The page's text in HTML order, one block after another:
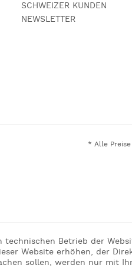
SCHWEIZER KUNDEN
NEWSLETTER
* Alle
technischen Betrieb der
Website erhöhen, der
sollen, werden nur mit